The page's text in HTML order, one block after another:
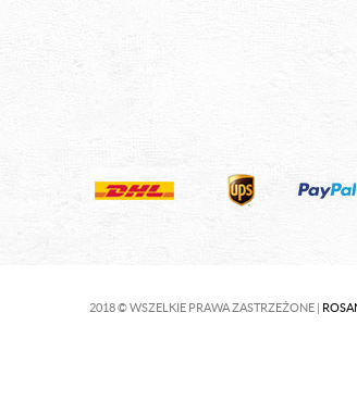
2018 © WSZELKIE PRAWA ZASTRZEŻONE |